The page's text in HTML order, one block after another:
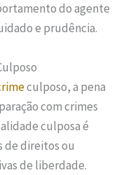
do agente
e prudência.
culposo, a pena
com crimes
culposa é
de direitos ou
de liberdade.